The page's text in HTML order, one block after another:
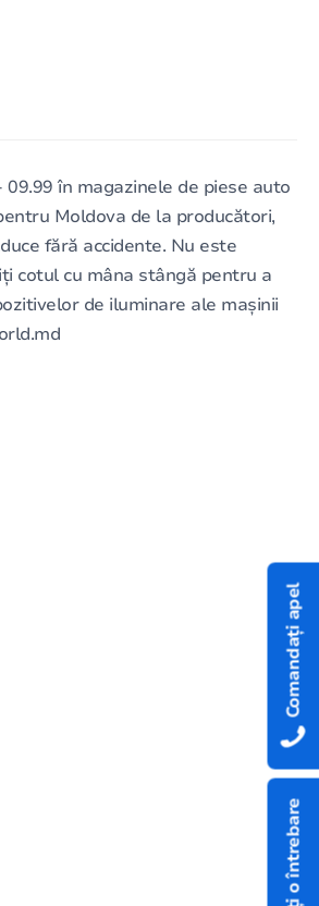
în magazinele de piese auto
Moldova de la producători,
fără accidente. Nu este
cotul cu mâna stângă pentru a
de iluminare ale mașinii
Aveți o întrebare
Comandați apel